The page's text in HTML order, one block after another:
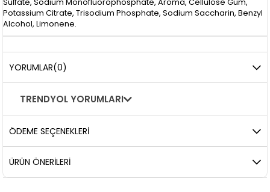
Sulfate, Sodium Monofluorophosphate, Aroma, Cellulose Gum,
Potassium Citrate, Trisodium Phosphate, Sodium Saccharin, Benzyl
Alcohol, Limonene.
YORUMLAR(0)
TRENDYOL YORUMLARI
ÖDEME SEÇENEKLERI
ÜRÜN ÖNERILERI